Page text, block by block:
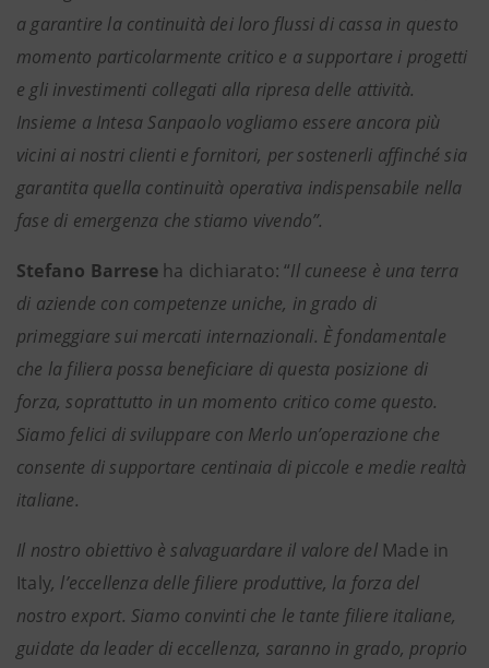
a garantire la continuità dei loro flussi di cassa in questo
momento particolarmente critico e a supportare i progetti
e gli investimenti collegati alla ripresa delle attività.
Insieme a Intesa Sanpaolo vogliamo essere ancora più
vicini ai nostri clienti e fornitori, per sostenerli affinché sia
garantita quella continuità operativa indispensabile nella
fase di emergenza che stiamo vivendo”.
Stefano Barrese ha dichiarato: “Il cuneese è una terra
di aziende con competenze uniche, in grado di
primeggiare sui mercati internazionali. È fondamentale
che la filiera possa beneficiare di questa posizione di
forza, soprattutto in un momento critico come questo.
Siamo felici di sviluppare con Merlo un’operazione che
consente di supportare centinaia di piccole e medie realtà
italiane.
Il nostro obiettivo è salvaguardare il valore del Made in
Italy, l’eccellenza delle filiere produttive, la forza del
nostro export. Siamo convinti che le tante filiere italiane,
guidate da leader di eccellenza, saranno in grado, proprio